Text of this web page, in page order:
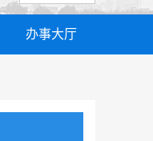
办事大厅